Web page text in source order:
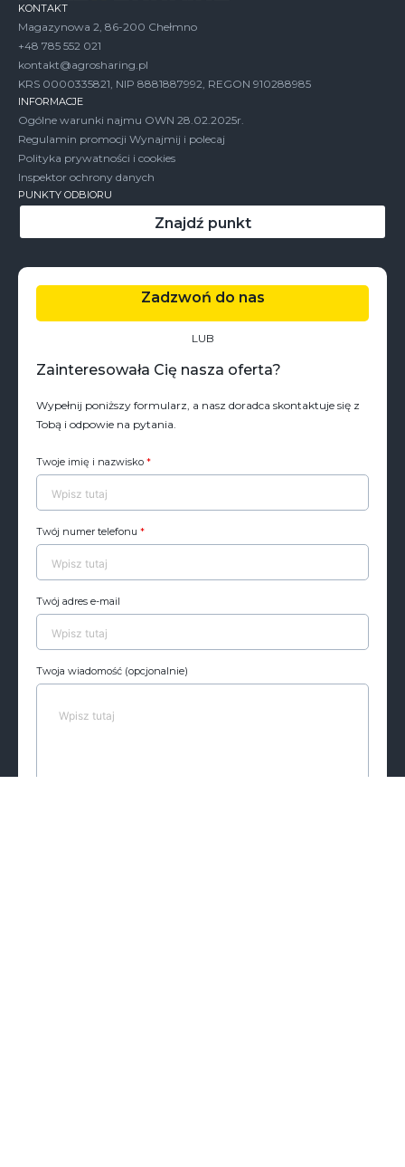
KONTAKT
Magazynowa 2, 86-200 Chełmno
+48 785 552 021
kontakt@agrosharing.pl
KRS 0000335821, NIP 8881887992, REGON 910288985
INFORMACJE
Ogólne warunki najmu OWN 28.02.2025r.
Regulamin promocji Wynajmij i polecaj
Polityka prywatności i cookies
Inspektor ochrony danych
PUNKTY ODBIORU
Znajdź punkt
Zadzwoń do nas
LUB
Zainteresowała Cię nasza oferta?
Wypełnij poniższy formularz, a nasz doradca skontaktuje się z
Tobą i odpowie na pytania.
Twoje imię i nazwisko *
Twój numer telefonu *
Twój adres e-mail
Twoja wiadomość (opcjonalnie)